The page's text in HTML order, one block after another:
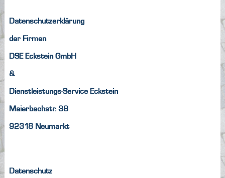
Datenschutzerklärung
der Firmen
DSE Eckstein GmbH
&
Dienstleistungs-Service Eckstein
Maierbachstr. 38
92318 Neumarkt
Datenschutz